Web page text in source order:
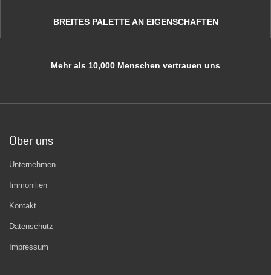
BREITES PALETTE AN EIGENSCHAFTEN
Mehr als 10,000 Menschen vertrauen uns
Über uns
Unternehmen
Immonilien
Kontakt
Datenschutz
Impressum